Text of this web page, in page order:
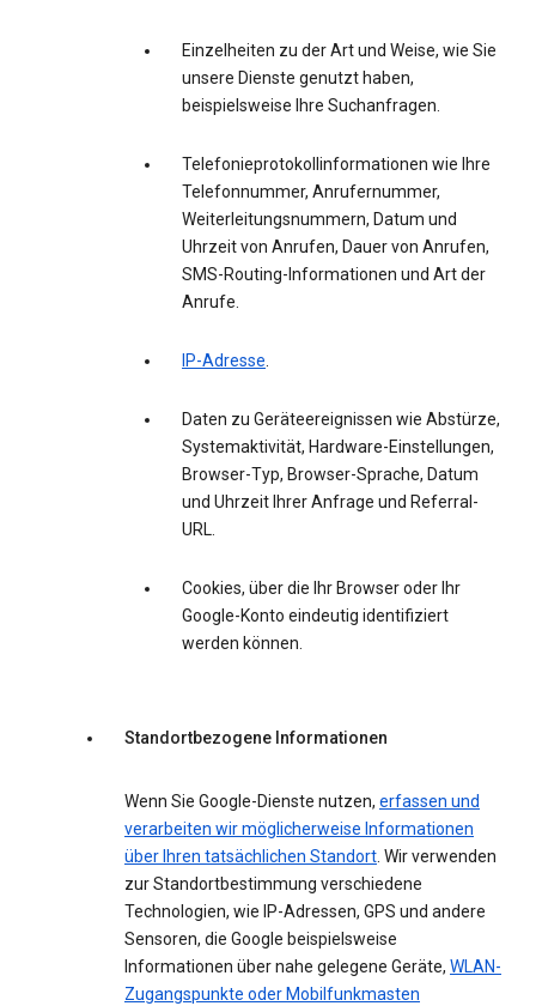
Einzelheiten zu der Art und Weise, wie Sie
unsere Dienste genutzt haben,
beispielsweise Ihre Suchanfragen.
Telefonieprotokollinformationen wie Ihre
Telefonnummer, Anrufernummer,
Weiterleitungsnummern, Datum und
Uhrzeit von Anrufen, Dauer von Anrufen,
SMS-Routing-Informationen und Art der
Anrufe.
IP-Adresse.
Daten zu Geräteereignissen wie Abstürze,
Systemaktivität, Hardware-Einstellungen,
Browser-Typ, Browser-Sprache, Datum
und Uhrzeit Ihrer Anfrage und Referral-
URL.
Cookies, über die Ihr Browser oder Ihr
Google-Konto eindeutig identifiziert
werden können.
Standortbezogene Informationen
Wenn Sie Google-Dienste nutzen, erfassen und
verarbeiten wir möglicherweise Informationen
über Ihren tatsächlichen Standort. Wir verwenden
zur Standortbestimmung verschiedene
Technologien, wie IP-Adressen, GPS und andere
Sensoren, die Google beispielsweise
Informationen über nahe gelegene Geräte, WLAN-
Zugangspunkte oder Mobilfunkmasten